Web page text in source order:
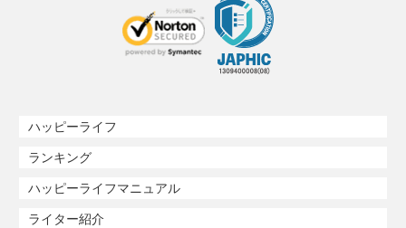
ハッピーライフ
ランキング
ハッピーライフマニュアル
ライター紹介